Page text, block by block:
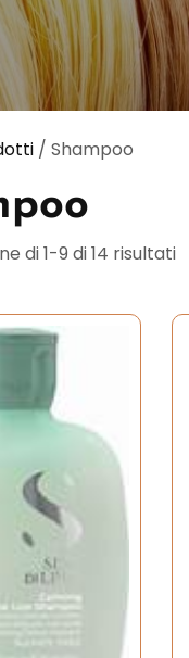
/ Shampoo
di 1-9 di 14 risultati